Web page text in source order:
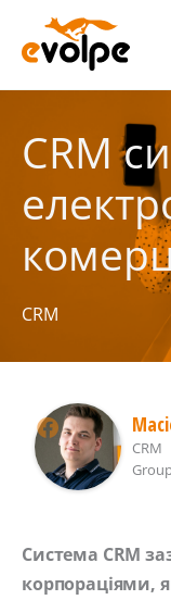
Перейти
CRM
CRM
CRM
Система CRM
корпораціями,